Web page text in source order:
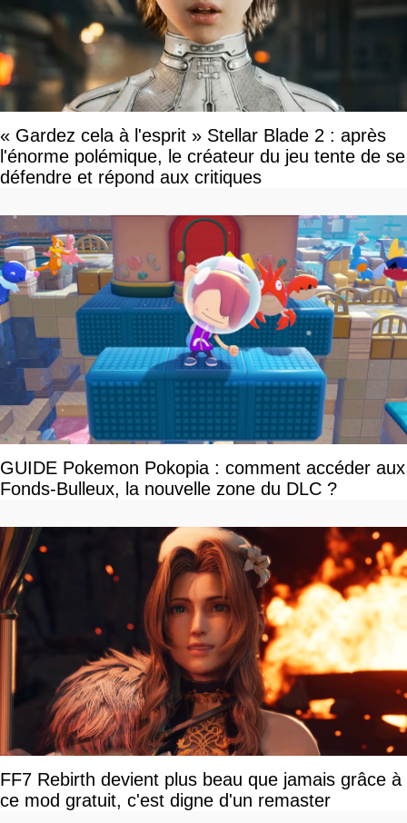
« Gardez cela à l'esprit » Stellar Blade 2 : après
l'énorme polémique, le créateur du jeu tente de se
défendre et répond aux critiques
GUIDE Pokemon Pokopia : comment accéder aux
Fonds-Bulleux, la nouvelle zone du DLC ?
FF7 Rebirth devient plus beau que jamais grâce à
ce mod gratuit, c'est digne d'un remaster